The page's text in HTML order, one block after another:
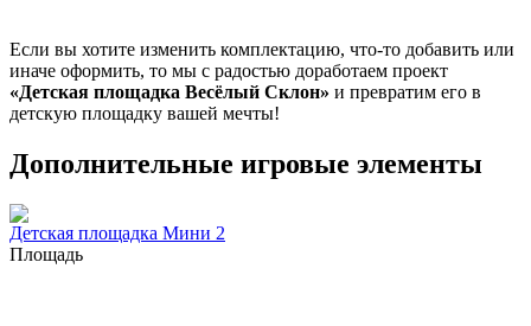
Если вы хотите изменить комплектацию, что-то добавить или
иначе оформить, то мы с радостью доработаем проект
«Детская площадка Весёлый Склон» и превратим его в
детскую площадку вашей мечты!
Дополнительные игровые элементы
Детская площадка Мини 2
Площадь